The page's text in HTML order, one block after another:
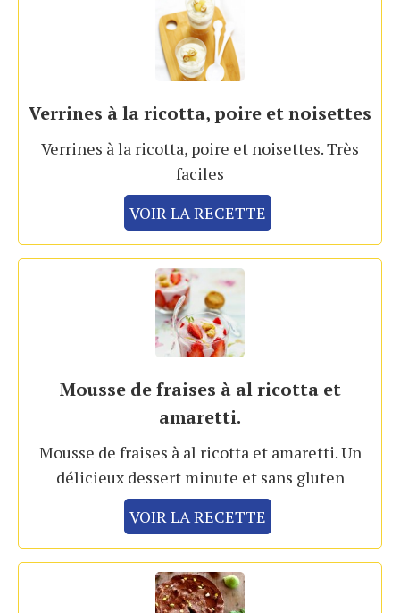
Verrines à la ricotta, poire et noisettes
Verrines à la ricotta, poire et noisettes. Très
faciles
VOIR LA RECETTE
Mousse de fraises à al ricotta et
amaretti.
Mousse de fraises à al ricotta et amaretti. Un
délicieux dessert minute et sans gluten
VOIR LA RECETTE